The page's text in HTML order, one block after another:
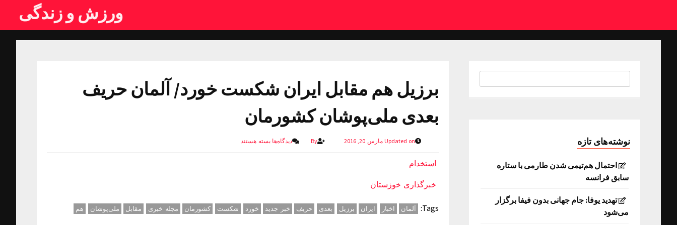
ورزش و زندگی
برزیل هم مقابل ایران شکست خورد/ آلمان حریف
بعدی ملی‌پوشان کشورمان
Updated on مارس 20, 2016 By دیدگاه‌هابسته هستند
استخدام
خبرگذاری خوزستان
Tags: آلمان اخبار ایران برزیل بعدی حریف خبر جدید خورد شکست کشورمان مجله خبری مقابل ملی‌پوشان هم
نوشته‌های تازه
احتمال هم‌تیمی شدن طارمی با ستاره
سابق فرانسه
تهدید یوفا: جام جهانی بدون فیفا برگزار
می‌شود